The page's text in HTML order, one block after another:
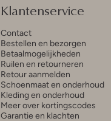
Klantenservice
Contact
Bestellen en bezorgen
Betaalmogelijkheden
Ruilen en retourneren
Retour aanmelden
Schoenmaat en onderhoud
Kleding en onderhoud
Meer over kortingscodes
Garantie en klachten